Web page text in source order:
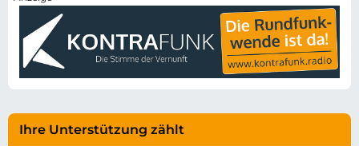
Ihre Unterstützung zählt